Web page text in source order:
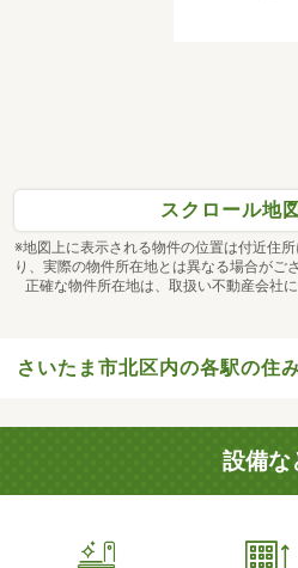
スクロール地
※地図上に表示される物件の位置は付近住
り、実際の物件所在地とは異なる場合がご
正確な物件所在地は、取扱い不動産会社に
さいたま市北区内の各駅の住
設備な